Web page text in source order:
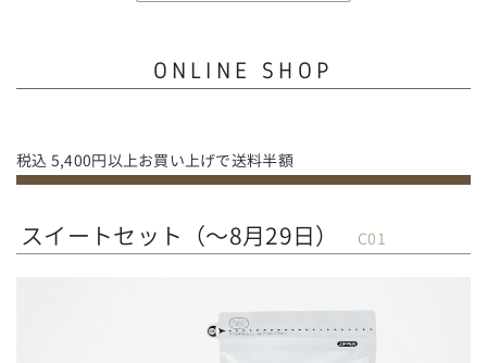
ONLINE SHOP
税込 5,400円以上お買い上げで送料半額
スイートセット（～8月29日） C01